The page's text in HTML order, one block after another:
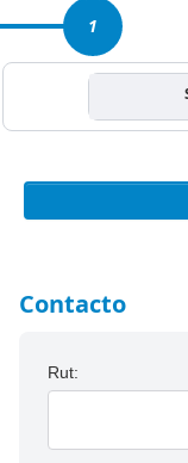
1
Contacto
Rut: